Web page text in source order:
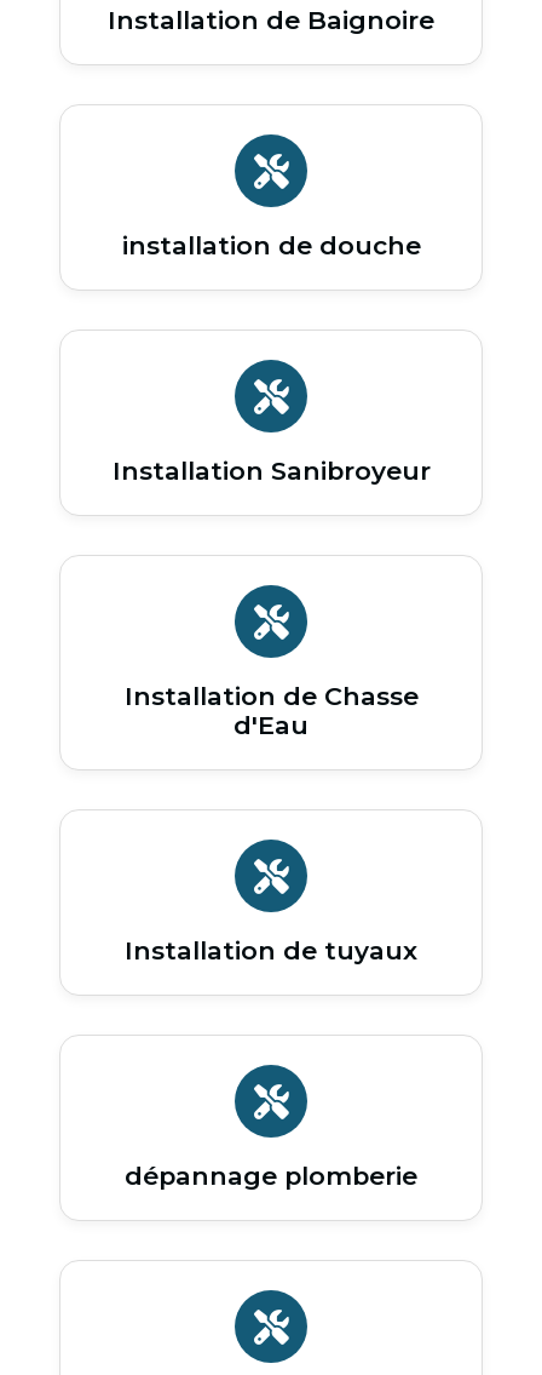
Installation de Baignoire
installation de douche
Installation Sanibroyeur
Installation de Chasse
d'Eau
Installation de tuyaux
dépannage plomberie